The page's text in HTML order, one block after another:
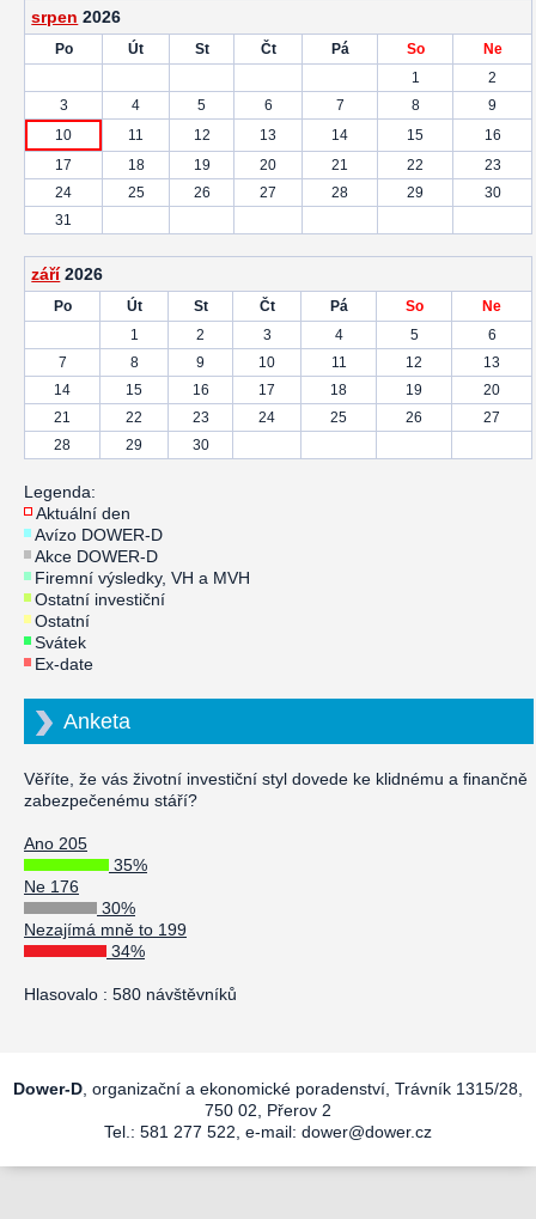
srpen 2026
Po Út St Čt Pá So
Ne
1
2
3
4 5 6 7 8
9
10
11 12 13 14 15
16
17
18 19 20 21 22
23
24
25 26 27 28 29
30
31
září 2026
Po Út St Čt Pá So
Ne
1
2 3 4 5
6
7
8 9 10 11 12
13
14
15 16 17 18 19
20
21
22 23 24 25 26
27
28
29 30
Legenda:
Aktuální den
Avízo DOWER-D
Akce DOWER-D
Firemní výsledky, VH a MVH
Ostatní investiční
Ostatní
Svátek
Ex-date
Anketa
Věříte, že vás životní investiční styl dovede ke klidnému a finančně
zabezpečenému stáří?
Ano 205
35%
Ne 176
30%
Nezajímá mně to 199
34%
Hlasovalo : 580 návštěvníků
Dower-D , organizační a ekonomické poradenství, Trávník 1315/28,
750 02, Přerov 2
Tel.: 581 277 522, e-mail: dower@dower.cz